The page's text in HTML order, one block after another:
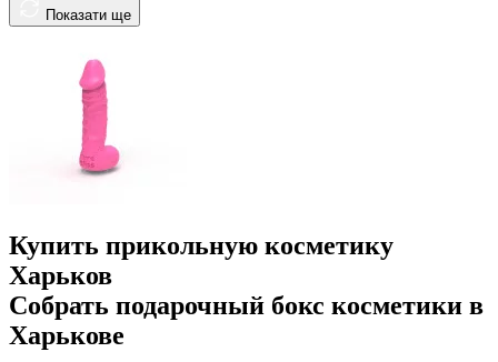
Показати ще
Купить прикольную косметику
Харьков
Собрать подарочный бокс косметики в
Харькове